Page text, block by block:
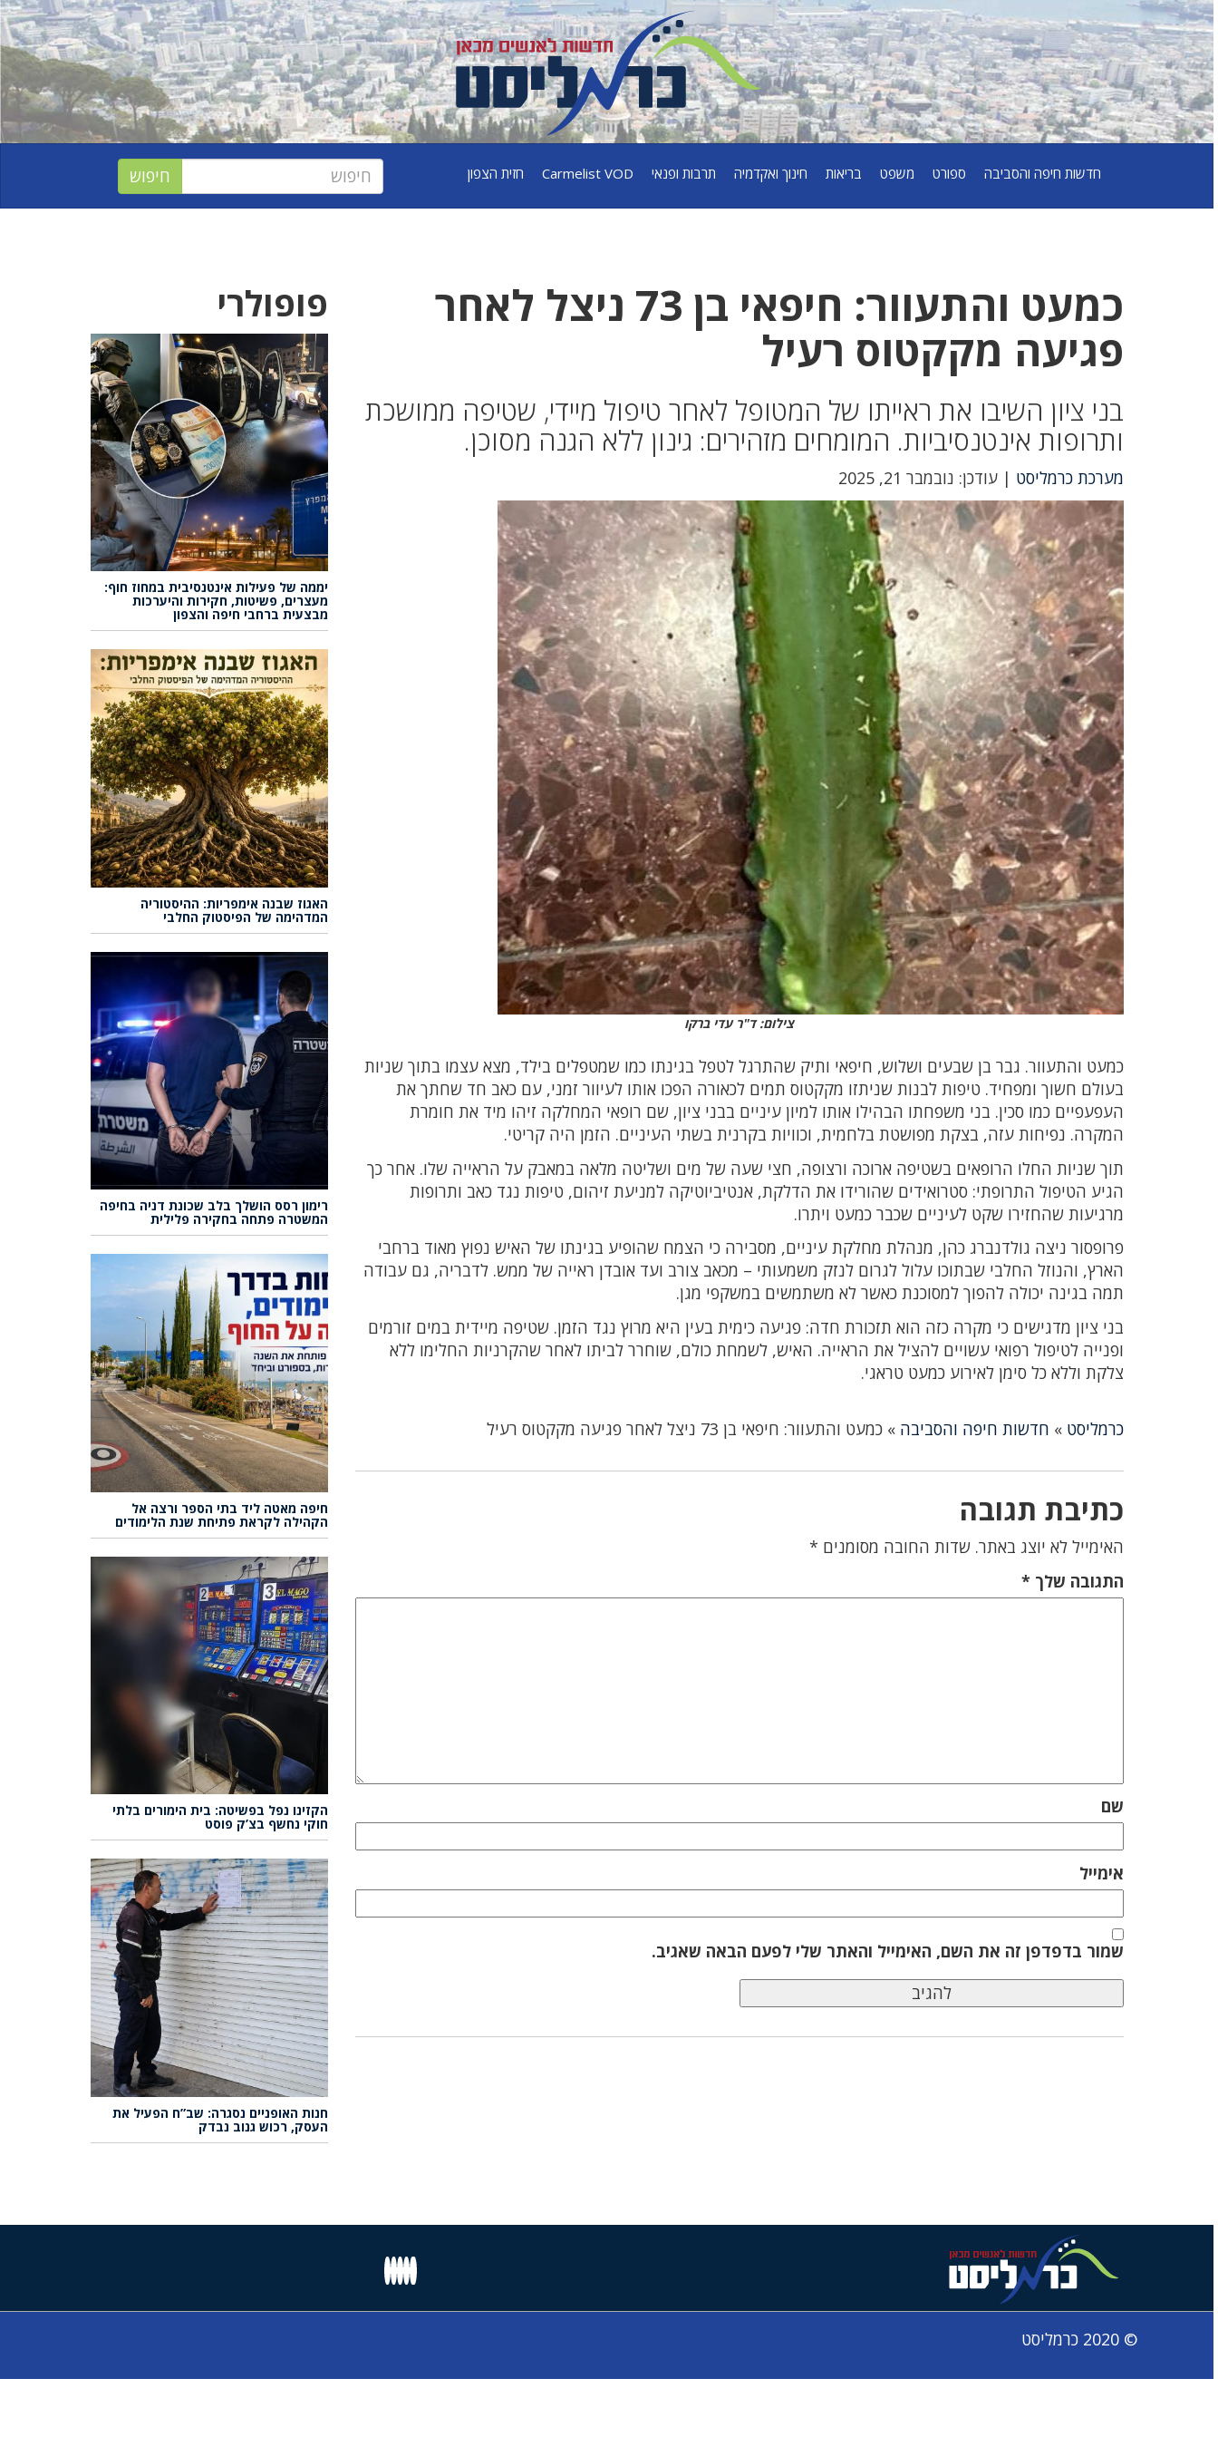
חדשות חיפה והסביבה ספורט משפט בריאות חינוך ואקדמיה תרבות ופנאי Carmelist VOD חזית הצפון
כמעט והתעוור: חיפאי בן 73 ניצל לאחר
פגיעה מקקטוס רעיל
בני ציון השיבו את ראייתו של המטופל לאחר טיפול מיידי, שטיפה ממושכת
ותרופות אינטנסיביות. המומחים מזהירים: גינון ללא הגנה מסוכן.
מערכת כרמליסט | עודכן: נובמבר 21, 2025
צילום: ד"ר עדי ברקו
כמעט והתעוור. גבר בן שבעים ושלוש, חיפאי ותיק שהתרגל לטפל בגינתו כמו שמטפלים בילד, מצא עצמו בתוך שניות
בעולם חשוך ומפחיד. טיפות לבנות שניתזו מקקטוס תמים לכאורה הפכו אותו לעיוור זמני, עם כאב חד שחתך את
העפעפיים כמו סכין. בני משפחתו הבהילו אותו למיון עיניים בבני ציון, שם רופאי המחלקה זיהו מיד את חומרת
המקרה. נפיחות עזה, בצקת מפושטת בלחמית, וכוויות בקרנית בשתי העיניים. הזמן היה קריטי.
תוך שניות החלו הרופאים בשטיפה ארוכה ורצופה, חצי שעה של מים ושליטה מלאה במאבק על הראייה שלו. אחר כך
הגיע הטיפול התרופתי: סטרואידים שהורידו את הדלקת, אנטיביוטיקה למניעת זיהום, טיפות נגד כאב ותרופות
מרגיעות שהחזירו שקט לעיניים שכבר כמעט ויתרו.
פרופסור ניצה גולדנברג כהן, מנהלת מחלקת עיניים, מסבירה כי הצמח שהופיע בגינתו של האיש נפוץ מאוד ברחבי
הארץ, והנוזל החלבי שבתוכו עלול לגרום לנזק משמעותי – מכאב צורב ועד אובדן ראייה של ממש. לדבריה, גם עבודה
תמה בגינה יכולה להפוך למסוכנת כאשר לא משתמשים במשקפי מגן.
בני ציון מדגישים כי מקרה כזה הוא תזכורת חדה: פגיעה כימית בעין היא מרוץ נגד הזמן. שטיפה מיידית במים זורמים
ופנייה לטיפול רפואי עשויים להציל את הראייה. האיש, לשמחת כולם, שוחרר לביתו לאחר שהקרניות החלימו ללא
צלקת וללא כל סימן לאירוע כמעט טראגי.
כרמליסט » חדשות חיפה והסביבה »כמעט והתעוור: חיפאי בן 73 ניצל לאחר פגיעה מקקטוס רעיל
כתיבת תגובה
האימייל לא יוצג באתר. שדות החובה מסומנים *
התגובה שלך*
שם
אימייל
שמור בדפדפן זה את השם, האימייל והאתר שלי לפעם הבאה שאגיב.
פופולרי
יממה של פעילות אינטנסיבית במחוז חוף:
מעצרים, פשיטות, חקירות והיערכות
מבצעית ברחבי חיפה והצפון
האגוז שבנה אימפריות: ההיסטוריה
המדהימה של הפיסטוק החלבי
רימון רסס הושלך בלב שכונת דניה בחיפה
המשטרה פתחה בחקירה פלילית
חיפה מאטה ליד בתי הספר ורצה אל
הקהילה לקראת פתיחת שנת הלימודים
הקזינו נפל בפשיטה: בית הימורים בלתי
חוקי נחשף בצ’ק פוסט
חנות האופניים נסגרה: שב”ח הפעיל את
העסק, רכוש גנוב נבדק
© 2020 כרמליסט